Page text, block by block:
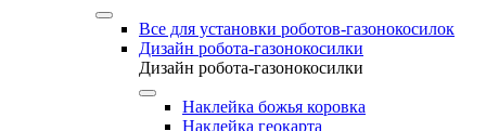
Все для установки роботов-газонокосилок
Дизайн робота-газонокосилки
Дизайн робота-газонокосилки
Наклейка божья коровка
Наклейка геокарта